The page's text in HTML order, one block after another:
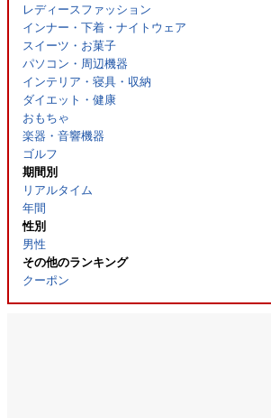
レディースファッション
インナー・下着・ナイトウェア
スイーツ・お菓子
パソコン・周辺機器
インテリア・寝具・収納
ダイエット・健康
おもちゃ
楽器・音響機器
ゴルフ
期間別
リアルタイム
年間
性別
男性
その他のランキング
クーポン